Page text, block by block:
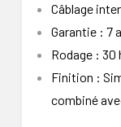
Câblage
Garantie : 7
Rodage : 30
Finition :
combiné